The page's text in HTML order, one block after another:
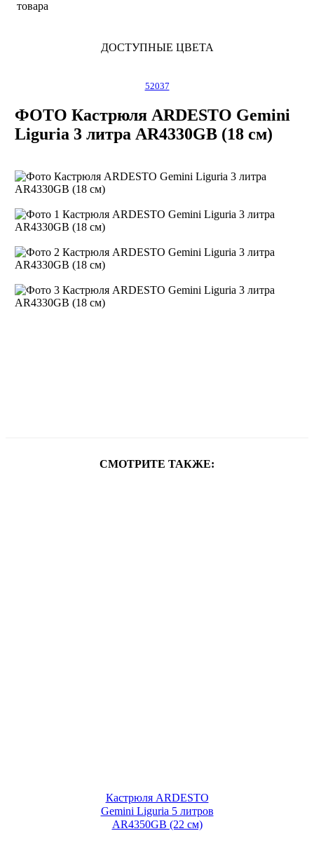
товара
ДОСТУПНЫЕ ЦВЕТА
52037
ФОТО Кастрюля ARDESTO Gemini
Liguria 3 литра AR4330GB (18 см)
СМОТРИТЕ ТАКЖЕ:
Кастрюля ARDESTO
Gemini Liguria 5 литров
AR4350GB (22 см)